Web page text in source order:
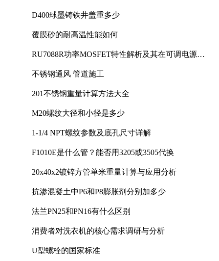
D400球墨铸铁井盖重多少
覆膜砂的耐高温性能如何
RU7088R功率MOSFET特性解析及其在可调电源设
不锈钢通风 管道施工
201不锈钢重量计算方法大全
M20螺纹大径和小径是多少
1-1/4 NPT螺纹参数及底孔尺寸详解
F1010E是什么管？能否用3205或3505代换
20x40x2镀锌方管单米重量计算与应用分析
抗渗混凝土中P6和P8膨胀剂分别加多少
法兰PN25和PN16有什么区别
消费者对洗衣机的核心需求调研与分析
U型螺栓的国家标准